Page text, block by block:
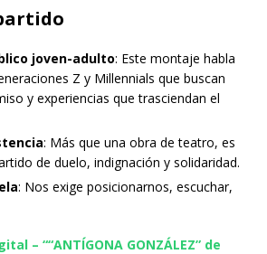
joven-adulto: Este montaje habla
Z y Millennials que buscan
y experiencias que trasciendan el
: Más que una obra de teatro, es
de duelo, indignación y solidaridad.
: Nos exige posicionarnos, escuchar,
– ““ANTÍGONA GONZÁLEZ” de